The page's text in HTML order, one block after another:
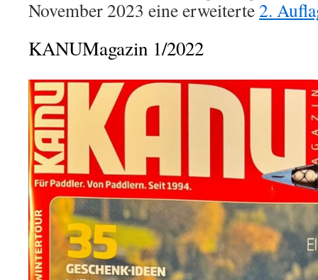
November 2023 eine erweiterte2.
KANUMagazin 1/2022